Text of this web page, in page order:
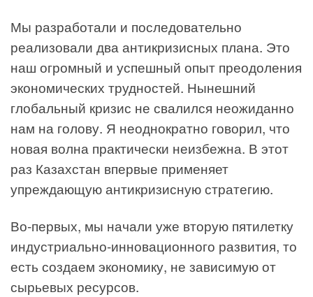
Мы разработали и последовательно
реализовали два антикризисных плана. Это
наш огромный и успешный опыт преодоления
экономических трудностей. Нынешний
глобальный кризис не свалился неожиданно
нам на голову. Я неоднократно говорил, что
новая волна практически неизбежна. В этот
раз Казахстан впервые применяет
упреждающую антикризисную стратегию.
Во-первых, мы начали уже вторую пятилетку
индустриально-инновационного развития, то
есть создаем экономику, не зависимую от
сырьевых ресурсов.